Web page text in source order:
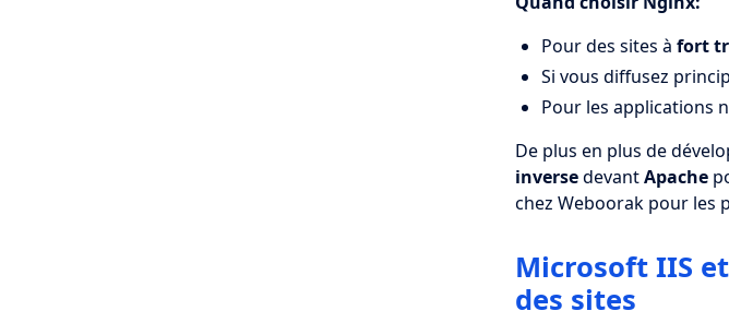
Pour des sites à fort
Si vous diffusez
Pour les applications
De plus en plus de
inversedevantApache
chez Weboorak pour les
Microsoft IIS
des sites